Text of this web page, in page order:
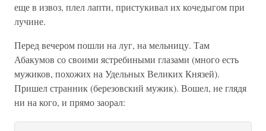
еще в извоз, плел лапти, пристукивал их кочедыгом при
лучине.
Перед вечером пошли на луг, на мельницу. Там
Абакумов со своими ястребиными глазами (много есть
мужиков, похожих на Удельных Великих Князей).
Пришел странник (березовский мужик). Вошел, не глядя
ни на кого, и прямо заорал: